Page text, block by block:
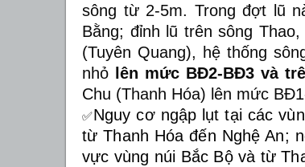
sông từ 2-5m. Trong đợt lũ
Bằng; đỉnh lũ trên sông
(Tuyên Quang), hệ thống
nhỏ
lên mức BĐ2-BĐ3 và
Chu (Thanh Hóa) lên mức
✅Nguy cơ ngập lụt tại các
từ Thanh Hóa đến Nghệ An;
vực vùng núi Bắc Bộ và từ